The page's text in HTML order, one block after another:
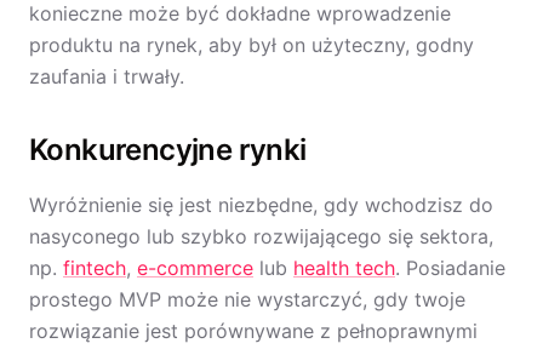
konieczne może być dokładne wprowadzenie
produktu na rynek, aby był on użyteczny, godny
zaufania i trwały.
Konkurencyjne rynki
Wyróżnienie się jest niezbędne, gdy wchodzisz do
nasyconego lub szybko rozwijającego się sektora,
np. fintech, e-commerce lub health tech. Posiadanie
prostego MVP może nie wystarczyć, gdy twoje
rozwiązanie jest porównywane z pełnoprawnymi